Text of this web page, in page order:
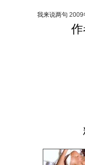
我来说两句 2009